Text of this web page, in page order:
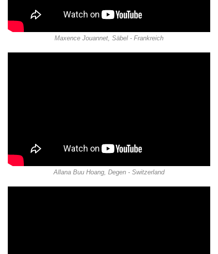
Maxence Jouannet, Säbel - Frankreich
Allana Buu Hoang, Degen - Switzerland